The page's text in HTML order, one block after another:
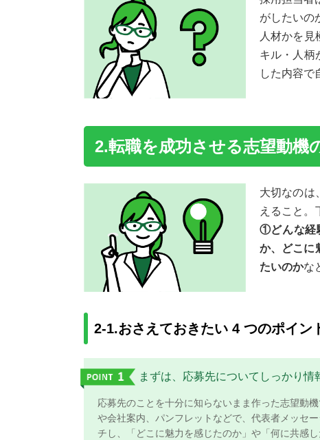
がしたいの
人材かを
キル・人柄
した内容で
2.転職を成功させる志望動機
大切なのは
えること。
①どんな経
か、どこに
たいのかな
2-1.おさえておきたい 4 つのポイン
まずは、応募先についてしっかり情
応募先のことを十分に知らないまま作った志望動
や会社案内、パンフレットなどで、代表者メッセ
チし、「どこに魅力を感じたのか」や「何に共感